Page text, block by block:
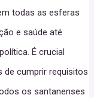
todas as esferas
e saúde até
É crucial
de cumprir requisitos
os santanenses